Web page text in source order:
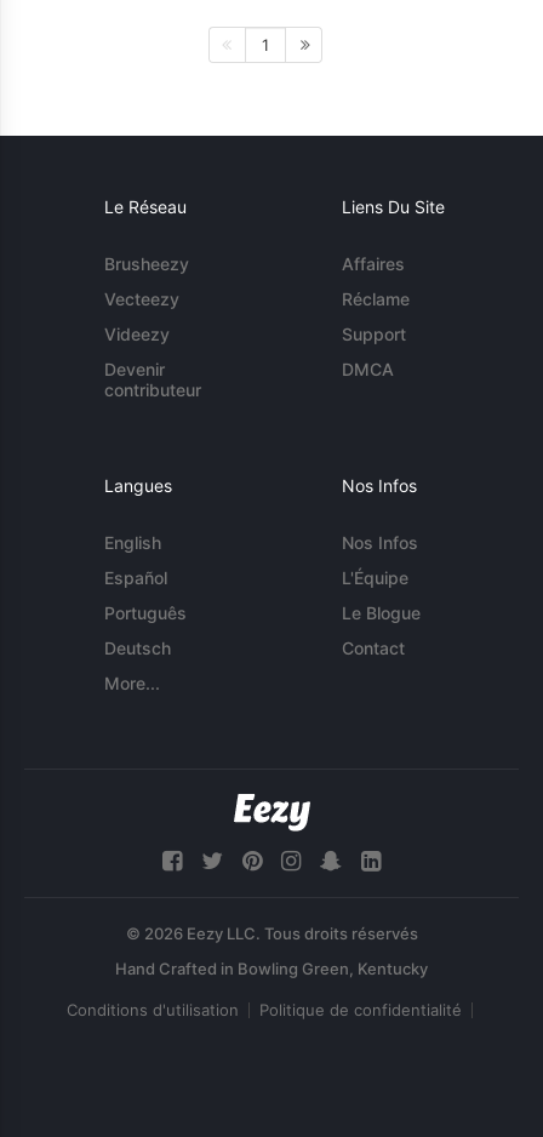
1
Le Réseau
Brusheezy
Vecteezy
Videezy
Devenir
contributeur
Liens Du Site
Affaires
Réclame
Support
DMCA
Langues
English
Español
Português
Deutsch
More...
Nos Infos
Nos Infos
L'Équipe
Le Blogue
Contact
© 2026 Eezy LLC. Tous droits réservés
Conditions d'utilisation Politique de confidentialité